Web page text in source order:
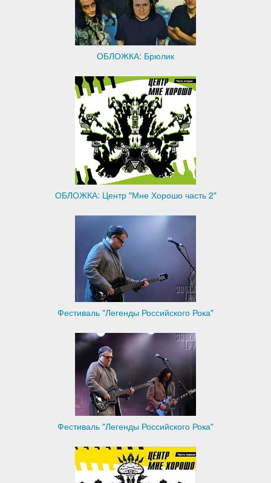
ОБЛОЖКА: Брюлик
ОБЛОЖКА: Центр "Мне Хорошо часть 2"
Фестиваль "Легенды Российского Рока"
Фестиваль "Легенды Российского Рока"